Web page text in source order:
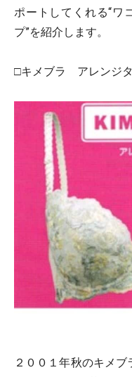
ポートしてくれる“
プ”を紹介します。
□キメブラ アレンジ
２００１年秋のキメ